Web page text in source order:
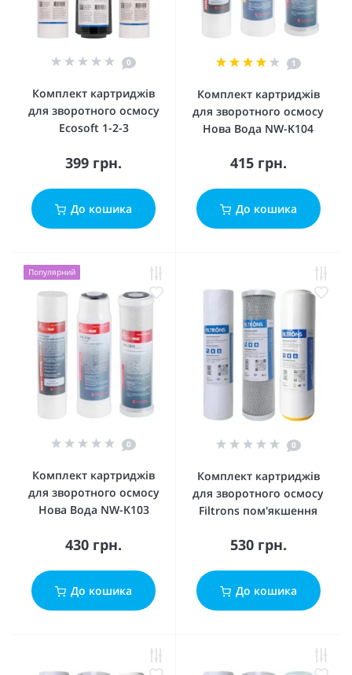
0
Комплект картриджів
для зворотного осмосу
Ecosoft 1-2-3
399 грн.
До кошика
1
Комплект картриджів
для зворотного осмосу
Нова Вода NW-K104
415 грн.
До кошика
Популярний
0
Комплект картриджів
для зворотного осмосу
Нова Вода NW-K103
430 грн.
До кошика
0
Комплект картриджів
для зворотного осмосу
Filtrons пом'якшення
530 грн.
До кошика